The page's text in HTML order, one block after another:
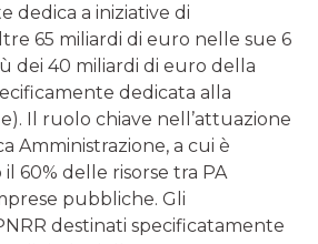
dedica a iniziative di
65 miliardi di euro nelle sue 6
dei 40 miliardi di euro della
dedicata alla
Il ruolo chiave nell’attuazione
Amministrazione, a cui è
60% delle risorse tra PA
pubbliche. Gli
destinati specificatamente